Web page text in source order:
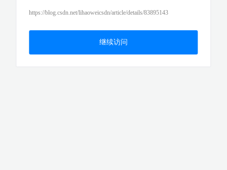
https://blog.csdn.net/lihaoweicsdn/article/details/83895143
继续访问